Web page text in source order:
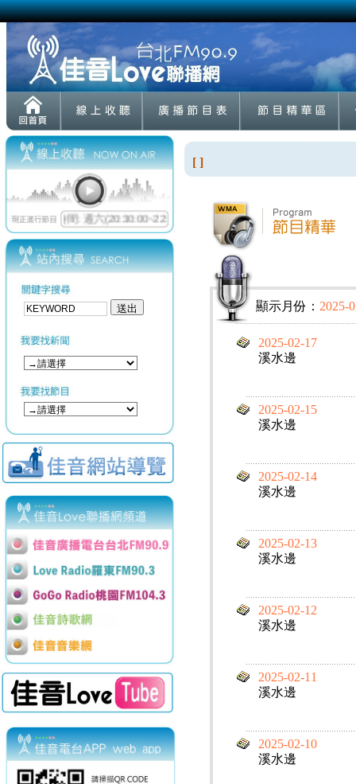
[ ]
顯示月份： 2025-
2025-02-17
溪水邊
2025-02-15
溪水邊
2025-02-14
溪水邊
2025-02-13
溪水邊
2025-02-12
溪水邊
2025-02-11
溪水邊
2025-02-10
溪水邊